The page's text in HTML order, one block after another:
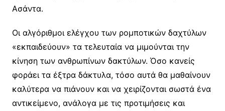
Ασάντα.
Οι αλγόριθμοι ελέγχου των ρομποτικών δαχτύλων
«εκπαιδεύουν» τα τελευταία να μιμούνται την
κίνηση των ανθρωπίνων δακτύλων. Όσο κανείς
φοράει τα έξτρα δάκτυλα, τόσο αυτά θα μαθαίνουν
καλύτερα να πιάνουν και να χειρίζονται σωστά ένα
αντικείμενο, ανάλογα με τις προτιμήσεις και